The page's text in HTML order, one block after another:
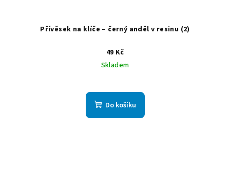
Přívěsek na klíče – černý anděl v resinu (2)
49 Kč
Skladem
Do košíku